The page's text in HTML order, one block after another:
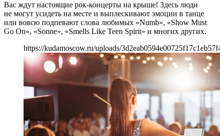
Вас ждут настоящие рок-концерты на крыше! Здесь люди
не могут усидеть на месте и выплескивают эмоции в танце
или вовсю подпевают слова любимых «Numb», «Show Must
Go On», «Sonne», «Smells Like Teen Spirit» и многих других.
https://kudamoscow.ru/uploads/